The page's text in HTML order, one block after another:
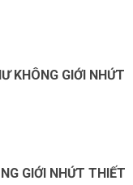
KHÔNG GIỚI NHỨT
GIỚI NHỨT THIẾT